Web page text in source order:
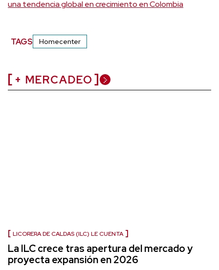
una tendencia global en crecimiento en Colombia
TAGS Homecenter
+ MERCADEO
LICORERA DE CALDAS (ILC) LE CUENTA
La ILC crece tras apertura del mercado y
proyecta expansión en 2026